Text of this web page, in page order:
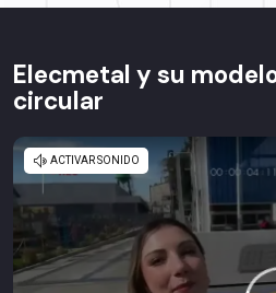
Elecmetal y su
circular